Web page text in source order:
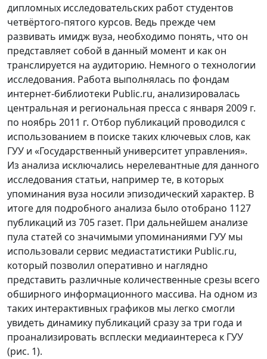
дипломных исследовательских работ студентов
четвёртого-пятого курсов. Ведь прежде чем
развивать имидж вуза, необходимо понять, что он
представляет собой в данный момент и как он
транслируется на аудиторию. Немного о технологии
исследования. Работа выполнялась по фондам
интернет-библиотеки Public.ru, анализировалась
центральная и региональная пресса с января 2009 г.
по ноябрь 2011 г. Отбор публикаций проводился с
использованием в поиске таких ключевых слов, как
ГУУ и «Государственный университет управления».
Из анализа исключались нерелевантные для данного
исследования статьи, например те, в которых
упоминания вуза носили эпизодический характер. В
итоге для подробного анализа было отобрано 1127
публикаций из 705 газет. При дальнейшем анализе
пула статей со значимыми упоминаниями ГУУ мы
использовали сервис медиастатистики Public.ru,
который позволил оперативно и наглядно
представить различные количественные срезы всего
обширного информационного массива. На одном из
таких интерактивных графиков мы легко смогли
увидеть динамику публикаций сразу за три года и
проанализировать всплески медиаинтереса к ГУУ
(рис. 1).